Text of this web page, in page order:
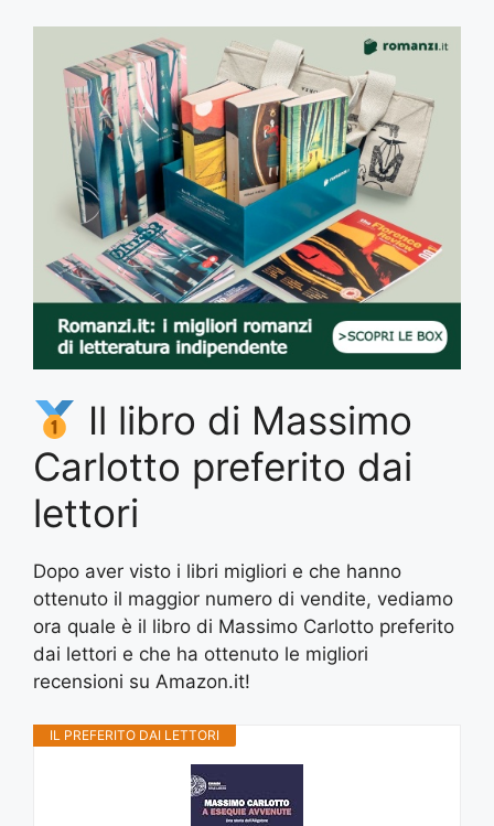
Il libro di Massimo
Carlotto preferito dai
lettori
Dopo aver visto i libri migliori e che hanno
ottenuto il maggior numero di vendite, vediamo
ora quale è il libro di Massimo Carlotto preferito
dai lettori e che ha ottenuto le migliori
recensioni su Amazon.it!
IL PREFERITO DAI LETTORI